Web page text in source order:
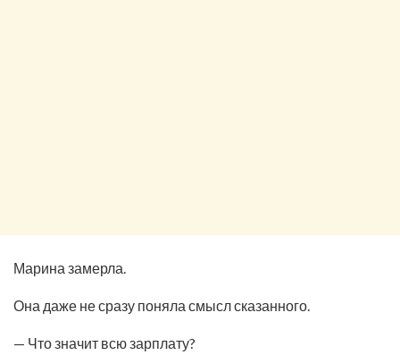
Марина замерла.
Она даже не сразу поняла смысл сказанного.
— Что значит всю зарплату?